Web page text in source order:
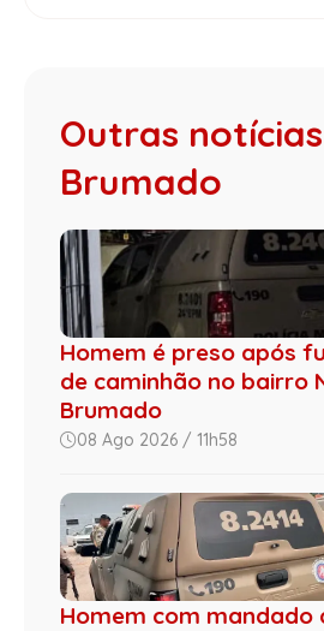
Outras
Brumado
Homem é preso após
de caminhão no bairro
Brumado
08 Ago 2026 / 11h58
Homem com mandado